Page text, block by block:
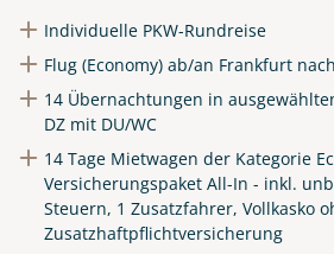
Individuelle PKW-Rundreise
Flug (Economy) ab/an Frankfurt
14 Übernachtungen in
DZ mit DU/WC
14 Tage Mietwagen der Kategorie
Versicherungspaket All-In - inkl.
Steuern, 1 Zusatzfahrer, Vollkasko
Zusatzhaftpflichtversicherung